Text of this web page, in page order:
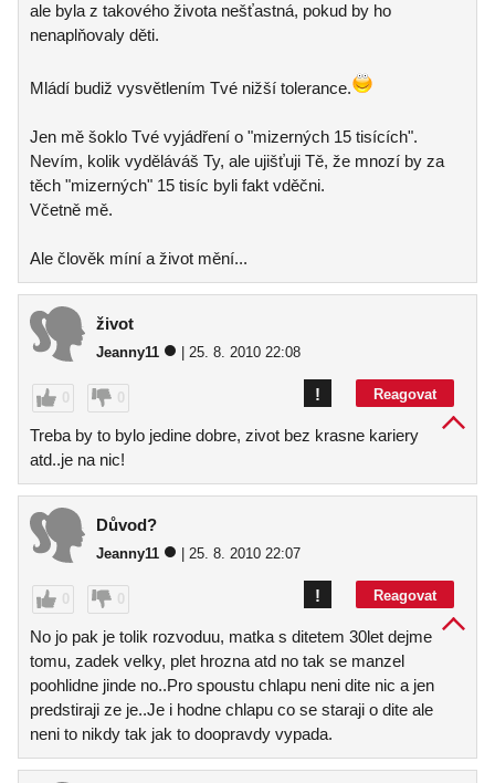
ale byla z takového života nešťastná, pokud by ho
nenaplňovaly děti.
Mládí budiž vysvětlením Tvé nižší tolerance.
Jen mě šoklo Tvé vyjádření o "mizerných 15 tisících".
Nevím, kolik vyděláváš Ty, ale ujišťuji Tě, že mnozí by za
těch "mizerných" 15 tisíc byli fakt vděčni.
Včetně mě.
Ale člověk míní a život mění...
život
Jeanny11 | 25. 8. 2010 22:08
0 0 Reagovat
!
Treba by to bylo jedine dobre, zivot bez krasne kariery
atd..je na nic!
Důvod?
Jeanny11 | 25. 8. 2010 22:07
0 0 Reagovat
!
No jo pak je tolik rozvoduu, matka s ditetem 30let dejme
tomu, zadek velky, plet hrozna atd no tak se manzel
poohlidne jinde no..Pro spoustu chlapu neni dite nic a jen
predstiraji ze je..Je i hodne chlapu co se staraji o dite ale
neni to nikdy tak jak to doopravdy vypada.